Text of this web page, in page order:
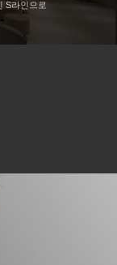
S라인으로